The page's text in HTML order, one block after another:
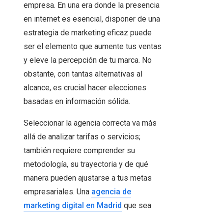
empresa. En una era donde la presencia
en internet es esencial, disponer de una
estrategia de marketing eficaz puede
ser el elemento que aumente tus ventas
y eleve la percepción de tu marca. No
obstante, con tantas alternativas al
alcance, es crucial hacer elecciones
basadas en información sólida.
Seleccionar la agencia correcta va más
allá de analizar tarifas o servicios;
también requiere comprender su
metodología, su trayectoria y de qué
manera pueden ajustarse a tus metas
empresariales. Una agencia de
marketing digital en Madrid que sea